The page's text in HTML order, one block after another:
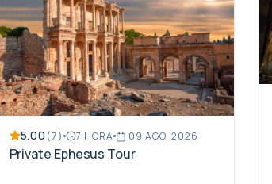
5.00 (7) 7 HORA 09 AGO. 2026
Private Ephesus Tour